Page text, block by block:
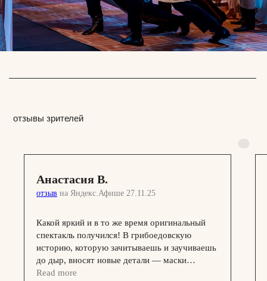
Анастасия В.
отзыв на Яндекс.Афише 27.11.25
Какой яркий и в то же время оригинальный
спектакль получился! В грибоедовскую
историю, которую зачитываешь и заучиваешь
до дыр, вносят новые детали — маски
из комедии де ль арте! Получается еще
Read more
Официальный сайт Покровка.Театр
Официальный сайт Покровка.Театр @ 1991 —
2025
ПОДПИСАТЬСЯ НА НОВОСТИ